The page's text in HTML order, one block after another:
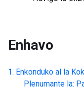
Enhavo
Enkonduko al la
Plenumante la: